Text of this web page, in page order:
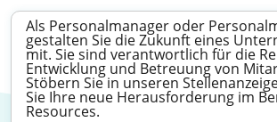
Als Personalmanager oder
gestalten Sie die Zukunft eines
mit. Sie sind verantwortlich für die
Entwicklung und Betreuung von
Stöbern Sie in unseren
Sie Ihre neue Herausforderung im
Resources.